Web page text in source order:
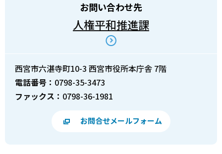
お問い合わせ先
人権平和推進課
西宮市六湛寺町10-3 西宮市役所本庁舎 7階
電話番号： 0798-35-3473
ファックス： 0798-36-1981
お問合せメールフォーム